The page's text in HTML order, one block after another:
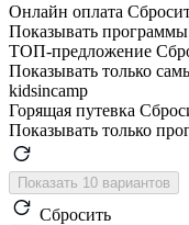
Онлайн оплата
Показывать
ТОП-предложение
Показывать только
kidsincamp
Горящая путевка
Показывать только
Показать 10 вариантов
Сбросить